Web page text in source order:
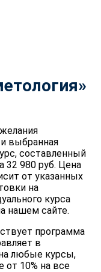
выбранная
составленный
980 руб. Цена
от указанных
на
курса
нашем сайте.
программа
в
любые курсы,
10% на все